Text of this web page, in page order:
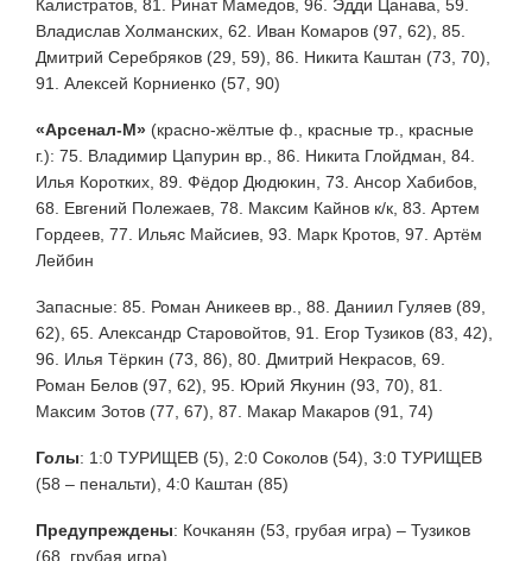
Калистратов, 81. Ринат Мамедов, 96. Эдди Цанава, 59.
Владислав Холманских, 62. Иван Комаров (97, 62), 85.
Дмитрий Серебряков (29, 59), 86. Никита Каштан (73, 70),
91. Алексей Корниенко (57, 90)
«Арсенал-М» (красно-жёлтые ф., красные тр., красные
г.): 75. Владимир Цапурин вр., 86. Никита Глойдман, 84.
Илья Коротких, 89. Фёдор Дюдюкин, 73. Ансор Хабибов,
68. Евгений Полежаев, 78. Максим Кайнов к/к, 83. Артем
Гордеев, 77. Ильяс Майсиев, 93. Марк Кротов, 97. Артём
Лейбин
Запасные: 85. Роман Аникеев вр., 88. Даниил Гуляев (89,
62), 65. Александр Старовойтов, 91. Егор Тузиков (83, 42),
96. Илья Тёркин (73, 86), 80. Дмитрий Некрасов, 69.
Роман Белов (97, 62), 95. Юрий Якунин (93, 70), 81.
Максим Зотов (77, 67), 87. Макар Макаров (91, 74)
Голы: 1:0 ТУРИЩЕВ (5), 2:0 Соколов (54), 3:0 ТУРИЩЕВ
(58 – пенальти), 4:0 Каштан (85)
Предупреждены: Кочканян (53, грубая игра) – Тузиков
(68, грубая игра)